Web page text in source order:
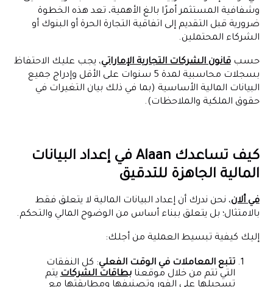
وشفافية المستثمر أمرًا بالغ الأهمية، تعد هذه الخطوة
ضرورية قبل التقديم إلى اتفاقية التجارة الحرة أو البنوك أو
الشركاء المحتملين.
حسبقانون الشركات التجارية الإماراتي، يجب عليك الاحتفاظ
بسجلات محاسبية لمدة 5 سنوات على الأقل وإدراج جميع
البيانات المالية الأساسية (بما في ذلك بيان التغيرات في
حقوق الملكية والملاحظات).
كيف تساعدك Alaan في إعداد البيانات
المالية الجاهزة للتدقيق
في ألان، نحن ندرك أن إعداد البيانات المالية لا يتعلق فقط
بالامتثال؛ بل يتعلق ببناء أساس من الوضوح المالي والتحكم.
إليك كيفية تبسيط العملية من أجلك:
تتبع المعاملات في الوقت الفعلي: كل النفقات
التي تتم من خلال موقعنابطاقات الشركاتيتم
تسجيلها على الفور وتصنيفها ومطابقتها مع